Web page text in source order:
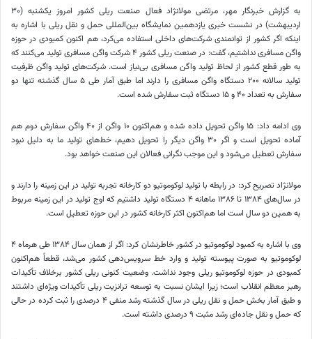
به گزارش خبرنگار مهر، مرتضیمولانژاد
فعال صنعت ریلی کشور امروز یکشنبه (۳۰
اردیبهشت) در نشست خبری یازدهمین نمایشگاه بین‌المللی حمل و نقل ریلی با اشاره به
اینکه اگر کشور از توانمندی شرکت‌های داخلی استفاده می‌کرد، هم اکنون کمبودی در حوزه
واگن مسافری نداشتیم، گفت: در صنعت ریلی کشور ۴ شرکت واگن مسافری تولید می‌کنند که
به طور قطع کشور از لحاظ تولید واگن مسافری بی‌نیاز است. شرکت‌های تولید واگن ظرفیت
تولید سالانه ۲۰۰ دستگاه واگن مسافری را دارند اما طبق آمار طی ۵ سال گذشته تنها دو
سفارش به تعداد ۴۰ و ۱۵ دستگاه ثبت سفارش شده است.
وی ادامه داد: ۱۵ واگن تحویل داده شده و هم‌اکنون ۱۰ واگن از ۴۰ واگن سفارش دوم هم
آماده تحویل است و اگر ۳۰ واگن دیگر را تحویل دهیم، خط‌های تولید ما به دلیل نبود
سفارش تعطیل می‌شود و این موجب نگرانی فعالان این صنعت خواهد بود.
مولانژاد تصریح کرد: در رابطه با تولید لوکوموتیو دو کارخانه تجربه تولید در این زمینه را دارند و
در سال‌های ۱۳۸۴ تا ۱۳۸۶ ماهانه ۴ دستگاه تولید داشتیم که اوج تولید در این زمینه مربوط
به همین دو سال است اما هم‌اکنون اکثر کارخانه کشور در این حوزه تعطیل است.
وی با اشاره به کمبود لوکوموتیو در کشور خاطرنشان کرد: اگر از همان سال ۱۳۸۴ طی هرماه ۴
لوکوموتیو به صورت پیوسته تولید و وارد خط سرویس‌دهی کشور می‌شد، قطعاً هم‌اکنون
کمبودی در حوزه لوکوموتیو ریلی وجود نداشت. وضعیت کنونی ریلی کشور برخلاف تأکیدات
رهبر معظم انقلاب است؛ زیرا ایشان نسبت به توسعه ترانزیت ریلی تأکیدات ویژه‌ای داشتند
و طبق آمار بخش حمل و نقل ریلی در سال گذشته رشد منفی ۴ درصدی را ثبت کرده در حالی
که حمل و نقل جاده‌ای رشد مثبت ۹ درصدی داشته است.